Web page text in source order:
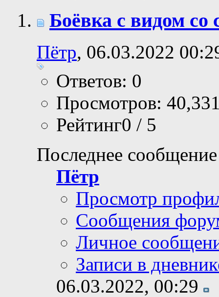
Боёвка с видом
Пётр, 06.03.2022
Ответов: 0
Просмотров:
Рейтинг0 / 5
Последнее
Пётр
Просмотр
Сообщения
Личное
Записи в
06.03.2022, 00:29